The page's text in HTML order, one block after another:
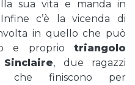
sua vita e manda in
c’è la vicenda di
in quello che può
e proprio triangolo
Sinclaire, due ragazzi
che finiscono per